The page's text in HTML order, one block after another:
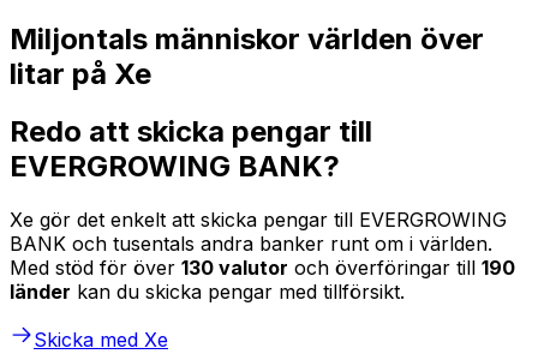
Miljontals människor världen över
litar på Xe
Redo att skicka pengar till
EVERGROWING BANK?
Xe gör det enkelt att skicka pengar till EVERGROWING
BANK och tusentals andra banker runt om i världen.
Med stöd för över 130 valutor och överföringar till 190
länder kan du skicka pengar med tillförsikt.
Skicka med Xe